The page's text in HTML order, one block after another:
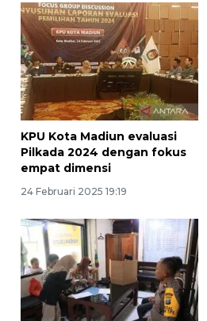
KPU Kota Madiun evaluasi
Pilkada 2024 dengan fokus
empat dimensi
24 Februari 2025 19:19
2026-